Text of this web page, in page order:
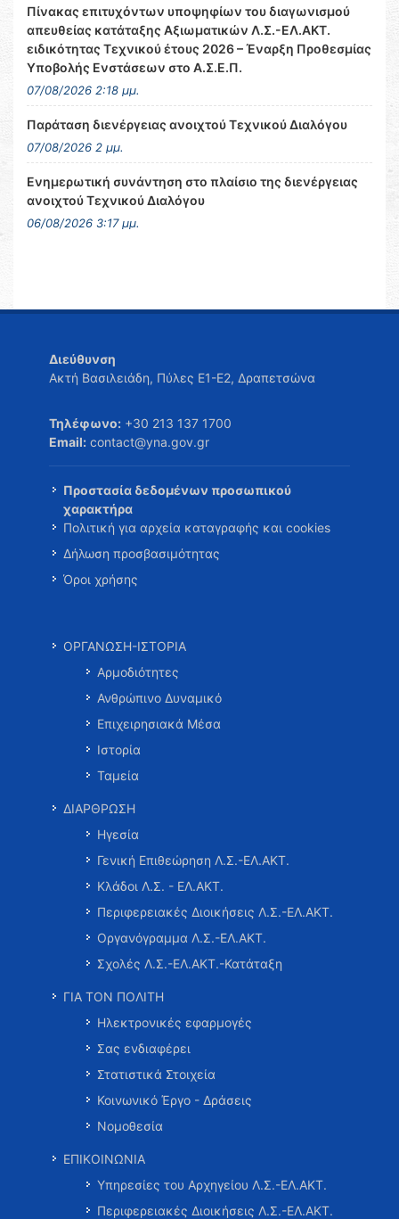
Πίνακας επιτυχόντων υποψηφίων του διαγωνισμού
απευθείας κατάταξης Αξιωματικών Λ.Σ.-ΕΛ.ΑΚΤ.
ειδικότητας Τεχνικού έτους 2026 – Έναρξη Προθεσμίας
Υποβολής Ενστάσεων στο Α.Σ.Ε.Π.
07/08/2026 2:18 μμ.
Παράταση διενέργειας ανοιχτού Τεχνικού Διαλόγου
07/08/2026 2 μμ.
Ενημερωτική συνάντηση στο πλαίσιο της διενέργειας
ανοιχτού Τεχνικού Διαλόγου
06/08/2026 3:17 μμ.
Διεύθυνση
Ακτή Βασιλειάδη, Πύλες Ε1-Ε2, Δραπετσώνα
Τηλέφωνο: +30 213 137 1700
Email: contact@yna.gov.gr
Προστασία δεδομένων προσωπικού
χαρακτήρα
Πολιτική για αρχεία καταγραφής και cookies
Δήλωση προσβασιμότητας
Όροι χρήσης
ΟΡΓΑΝΩΣΗ-ΙΣΤΟΡΙΑ
Αρμοδιότητες
Ανθρώπινο Δυναμικό
Επιχειρησιακά Μέσα
Ιστορία
Ταμεία
ΔΙΑΡΘΡΩΣΗ
Ηγεσία
Γενική Επιθεώρηση Λ.Σ.-ΕΛ.ΑΚΤ.
Κλάδοι Λ.Σ. - ΕΛ.ΑΚΤ.
Περιφερειακές Διοικήσεις Λ.Σ.-ΕΛ.ΑΚΤ.
Οργανόγραμμα Λ.Σ.-ΕΛ.ΑΚΤ.
Σχολές Λ.Σ.-ΕΛ.ΑΚΤ.-Κατάταξη
ΓΙΑ ΤΟΝ ΠΟΛΙΤΗ
Ηλεκτρονικές εφαρμογές
Σας ενδιαφέρει
Στατιστικά Στοιχεία
Κοινωνικό Έργο - Δράσεις
Νομοθεσία
ΕΠΙΚΟΙΝΩΝΙΑ
Υπηρεσίες του Αρχηγείου Λ.Σ.-ΕΛ.ΑΚΤ.
Περιφερειακές Διοικήσεις Λ.Σ.-ΕΛ.ΑΚΤ.